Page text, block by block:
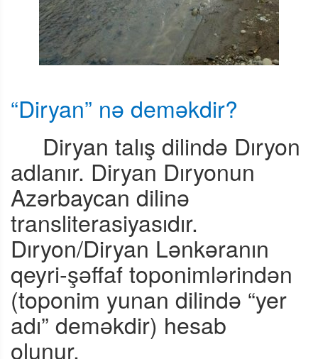
“Diryan” nə deməkdir?
Diryan talış dilində Dıryon
adlanır. Diryan Dıryonun
Azərbaycan dilinə
transliterasiyasıdır.
Dıryon/Diryan Lənkəranın
qeyri-şəffaf toponimlərindən
(toponim yunan dilində “yer
adı” deməkdir) hesab
olunur.